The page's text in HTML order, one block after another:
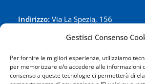
Gestisci Consenso
Per fornire le migliori esperienze, utilizziamo
per memorizzare e/o accedere alle informazioni
consenso a queste tecnologie ci permetterà di
Indirizzo: Via La Spezia, 156
email: